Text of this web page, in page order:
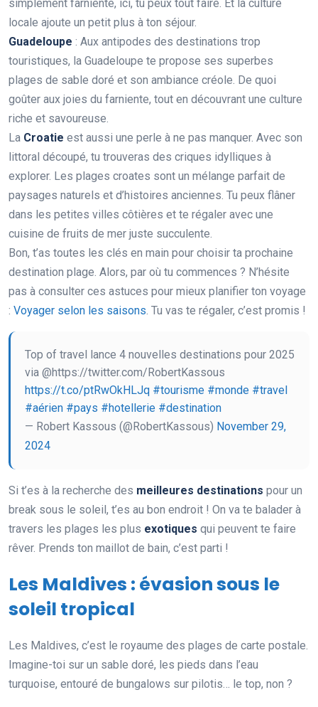
simplement farniente, ici, tu peux tout faire. Et la culture
locale ajoute un petit plus à ton séjour.
Guadeloupe : Aux antipodes des destinations trop
touristiques, la Guadeloupe te propose ses superbes
plages de sable doré et son ambiance créole. De quoi
goûter aux joies du farniente, tout en découvrant une culture
riche et savoureuse.
La Croatie est aussi une perle à ne pas manquer. Avec son
littoral découpé, tu trouveras des criques idylliques à
explorer. Les plages croates sont un mélange parfait de
paysages naturels et d’histoires anciennes. Tu peux flâner
dans les petites villes côtières et te régaler avec une
cuisine de fruits de mer juste succulente.
Bon, t’as toutes les clés en main pour choisir ta prochaine
destination plage. Alors, par où tu commences ? N’hésite
pas à consulter ces astuces pour mieux planifier ton voyage
: Voyager selon les saisons. Tu vas te régaler, c’est promis !
Top of travel lance 4 nouvelles destinations pour 2025
via @https://twitter.com/RobertKassous
https://t.co/ptRwOkHLJq #tourisme #monde #travel
#aérien #pays #hotellerie #destination
— Robert Kassous (@RobertKassous) November 29,
2024
Si t’es à la recherche des meilleures destinations pour un
break sous le soleil, t’es au bon endroit ! On va te balader à
travers les plages les plus exotiques qui peuvent te faire
rêver. Prends ton maillot de bain, c’est parti !
Les Maldives : évasion sous le
soleil tropical
Les Maldives, c’est le royaume des plages de carte postale.
Imagine-toi sur un sable doré, les pieds dans l’eau
turquoise, entouré de bungalows sur pilotis… le top, non ?